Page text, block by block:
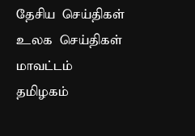
தேசிய செய்திகள்
உலக செய்திகள்
மாவட்டம்
தமிழகம்